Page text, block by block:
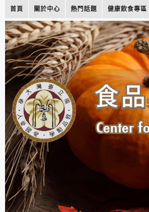
首頁 關於中心 熱門話題 健康飲食專區